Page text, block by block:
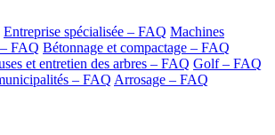
Entreprise spécialisée – FAQ Machines
FAQ Bétonnage et compactage – FAQ
et entretien des arbres – FAQ Golf – FAQ
– FAQ Arrosage – FAQ